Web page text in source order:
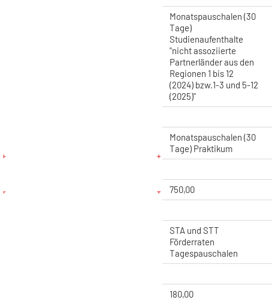
Monatspauschalen (30
Tage)
Studienaufenthalte
"nicht assoziierte
Partnerländer aus den
Regionen 1 bis 12
(2024) bzw.1-3 und 5-12
(2025)"
Monatspauschalen (30
Tage) Praktikum
750,00
STA und STT
Förderraten
Tagespauschalen
180,00